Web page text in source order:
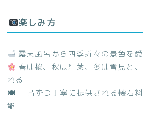
楽しみ方
露天風呂から四季折々の景色を
春は桜、秋は紅葉、冬は雪見と
れる
🍽 一品ずつ丁寧に提供される懐石
能